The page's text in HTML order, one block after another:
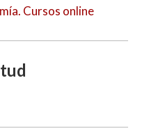
Cursos online